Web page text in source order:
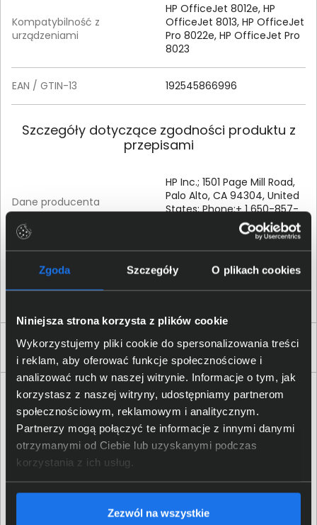
Zgoda Szczegóły O plikach cookies
Niniejsza strona korzysta z plików cookie
Wykorzystujemy pliki cookie do spersonalizowania treści
i reklam, aby oferować funkcje społecznościowe i
analizować ruch w naszej witrynie. Informacje o tym, jak
korzystasz z naszej witryny, udostępniamy partnerom
społecznościowym, reklamowym i analitycznym.
Partnerzy mogą połączyć te informacje z innymi danymi
otrzymanymi od Ciebie lub uzyskanymi podczas
korzystania z ich usług.
Zezwól na wszystkie
Kompatybilność z
urządzeniami
HP OfficeJet 8012e, HP
OfficeJet 8013, HP OfficeJet
Pro 8022e, HP OfficeJet Pro
8023
EAN / GTIN-13 192545866996
Szczegóły dotyczące zgodności produktu z
przepisami
Dane producenta
HP Inc.; 1501 Page Mill Road,
Palo Alto, CA 94304, United
States; Phone:+ 1 650-857-
Osoba odpowiedzialna za
produkt
Barcelona, Spain; Email
Produkty podobne
Tusz HP 304 trójkolorowy N9K05AE